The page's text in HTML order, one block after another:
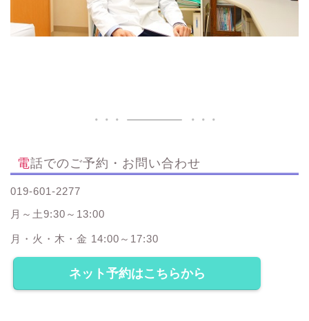
電話でのご予約・お問い合わせ
019-601-2277
月～土9:30～13:00
月・火・木・金 14:00～17:30
ネット予約はこちらから